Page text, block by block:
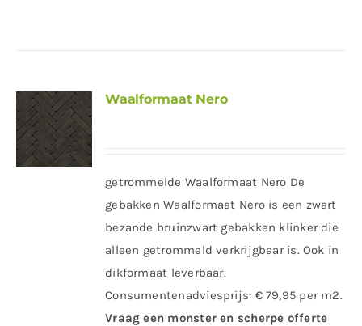
Waalformaat Nero
getrommelde Waalformaat Nero De
gebakken Waalformaat Nero is een zwart
bezande bruinzwart gebakken klinker die
alleen getrommeld verkrijgbaar is. Ook in
dikformaat leverbaar.
Consumentenadviesprijs: € 79,95 per m2.
Vraag een monster en scherpe offerte